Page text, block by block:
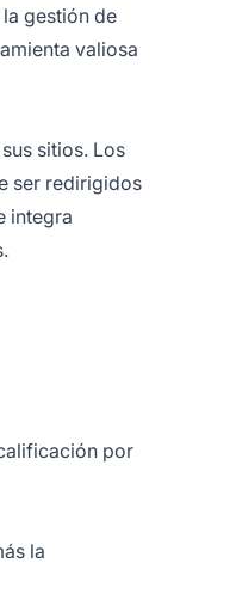
gestión de
valiosa
sitios. Los
ser redirigidos
integra
por
la